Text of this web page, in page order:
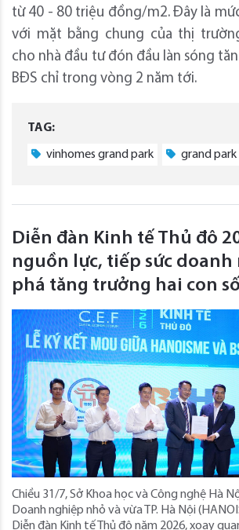
từ 40 - 80 triệu đồng/m2. Đây là mức
với mặt bằng chung của thị
cho nhà đầu tư đón đầu làn sóng
BĐS chỉ trong vòng 2 năm tới.
TAG:
vinhomes grand park grand park
Diễn đàn Kinh tế Thủ đô
nguồn lực, tiếp sức
phá tăng trưởng hai con số
Chiều 31/7, Sở Khoa học và Công nghệ Hà
Doanh nghiệp nhỏ và vừa TP. Hà Nội
Diễn đàn Kinh tế Thủ đô năm 2026, xoay